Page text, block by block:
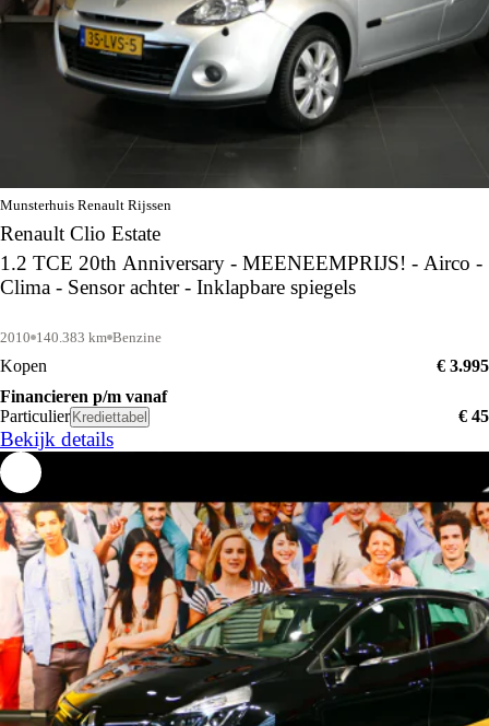
Munsterhuis Renault Rijssen
Renault Clio Estate
1.2 TCE 20th Anniversary - MEENEEMPRIJS! - Airco -
Clima - Sensor achter - Inklapbare spiegels
2010 140.383 km Benzine
Kopen
€ 3.995
Financieren p/m vanaf
Particulier Krediettabel € 45
Bekijk details